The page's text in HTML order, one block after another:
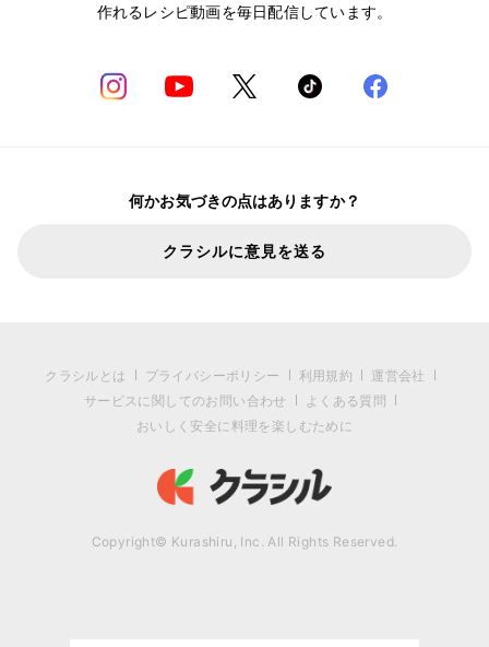
作れるレシピ動画を毎日配信しています。
何かお気づきの点はありますか？
クラシルに意見を送る
クラシルとは プライバシーポリシー 利用規約
運営会社
サービスに関してのお問い合わせ
よくある質問
おいしく安全に料理を楽しむために
Copyright© Kurashiru, Inc. All Rights Reserved.